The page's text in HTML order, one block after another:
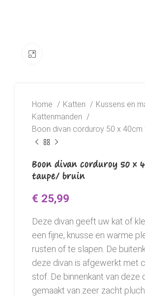
Home Katten
Kussens en
Kattenmanden
Boon divan corduroy 50 x 40cm
Boon divan corduroy 50 x
taupe/ bruin
€ 25,99
Deze divan geeft uw kat of
een fijne, knusse en warme
rusten of te slapen. De
deze divan is afgewerkt met
stof. De binnenkant van deze
gemaakt van zeer zacht